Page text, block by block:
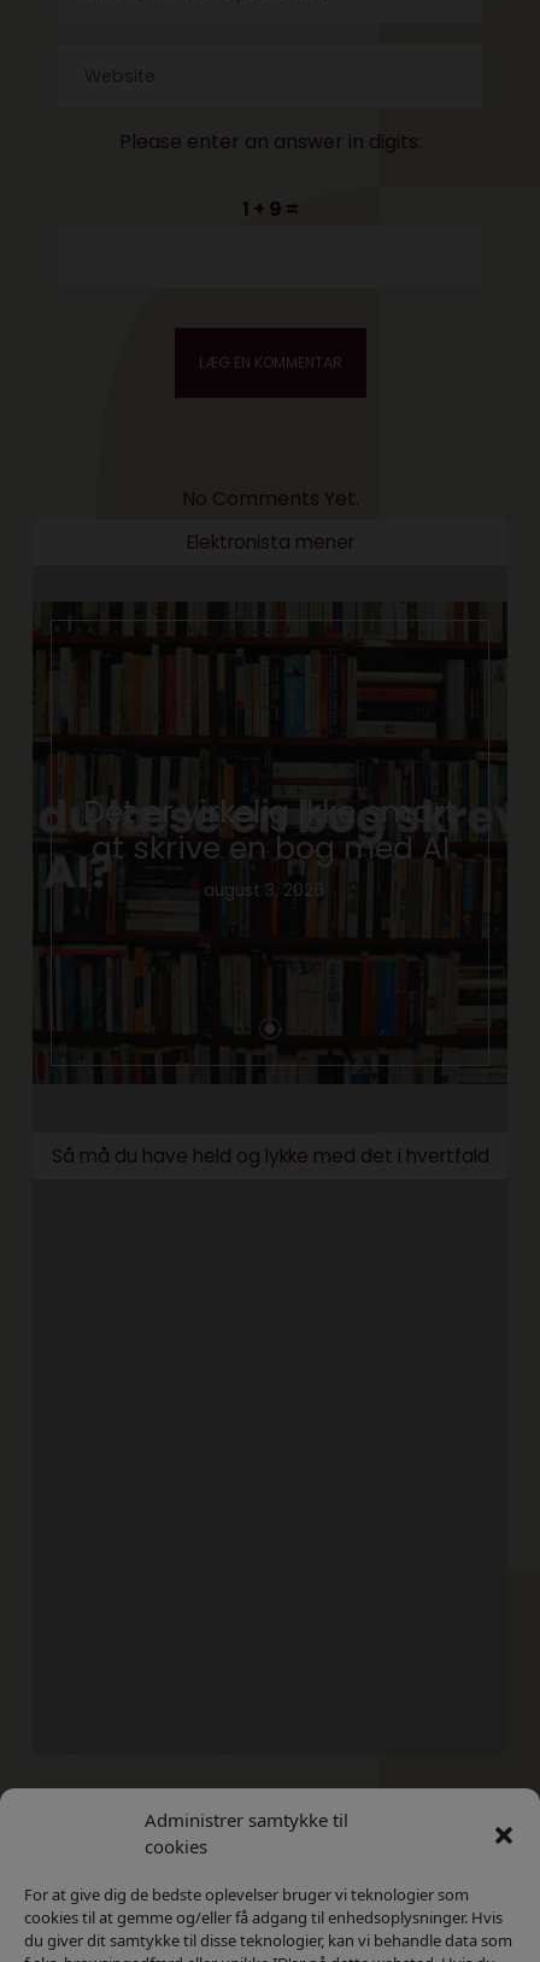
Administrer samtykke til
cookies
For at give dig de bedste oplevelser bruger vi teknologier som
cookies til at gemme og/eller få adgang til enhedsoplysninger. Hvis
du giver dit samtykke til disse teknologier, kan vi behandle data som
Please enter an answer in digits:
1 + 9 =
No Comments Yet.
Elektronista mener
Det er virkelig ikke smart
at skrive en bog med AI
august 3, 2026
Så må du have held og lykke med det i hvertfald
Kontakt